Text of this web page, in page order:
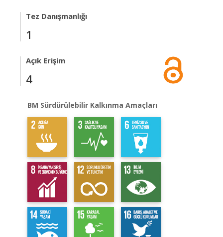
Tez Danışmanlığı
1
Açık Erişim
4
BM Sürdürülebilir Kalkınma Amaçları